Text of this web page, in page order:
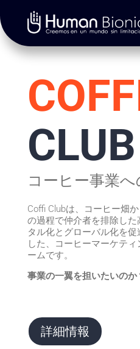
CLUB
コーヒー事業へ
Coffi Clubは、コーヒー畑
の過程で仲介者を排除し
タル化とグローバル化を
した、コーヒーマーケテ
ームです。
事業の一翼を担いたいのか
詳細情報